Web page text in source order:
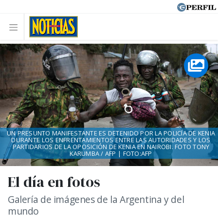
El día en fotos
Galería de imágenes de la Argentina y del
mundo
UN PRESUNTO MANIFESTANTE ES DETENIDO POR LA POLICÍA DE KENIA
DURANTE LOS ENFRENTAMIENTOS ENTRE LAS AUTORIDADES Y LOS
PARTIDARIOS DE LA OPOSICIÓN DE KENIA EN NAIROBI. FOTO TONY
KARUMBA / AFP | FOTO:AFP